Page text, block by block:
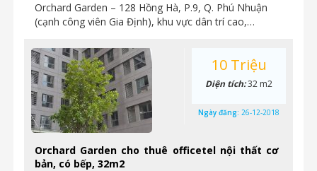
Orchard Garden – 128 Hồng Hà, P.9, Q. Phú Nhuận
(cạnh công viên Gia Định), khu vực dân trí cao,…
Orchard Garden cho thuê officetel nội thất cơ
bản, có bếp, 32m2
10 Triệu
Diện tích:32 m2
Ngày đăng: 26-12-2018